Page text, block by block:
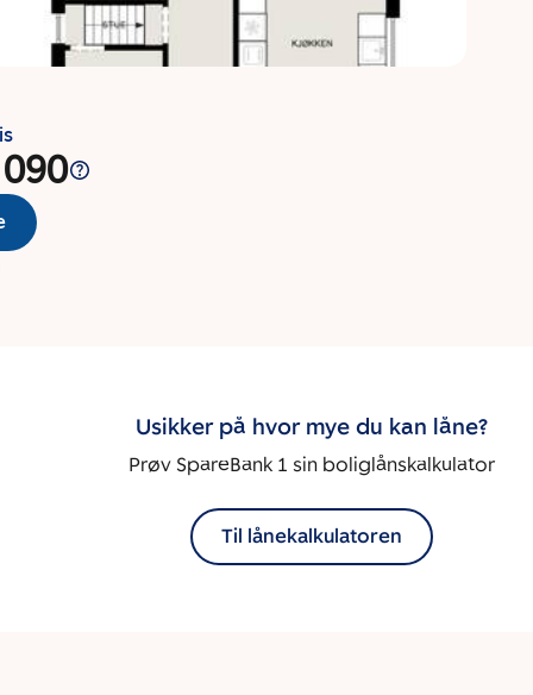
Usikker på hvor mye du kan låne?
Prøv SpareBank 1 sin boliglånskalkulator
Til lånekalkulatoren